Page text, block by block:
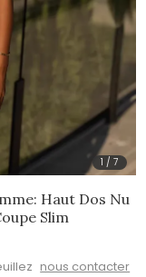
1 /7
Haut Dos Nu
Slim
nous contacter